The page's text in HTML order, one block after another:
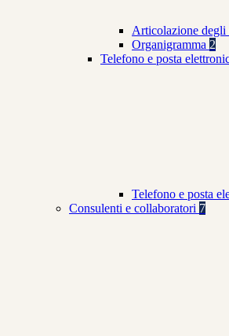
Articolazione
Organigramma 2
Telefono e posta
Telefono e posta
Consulenti e collaboratori 7